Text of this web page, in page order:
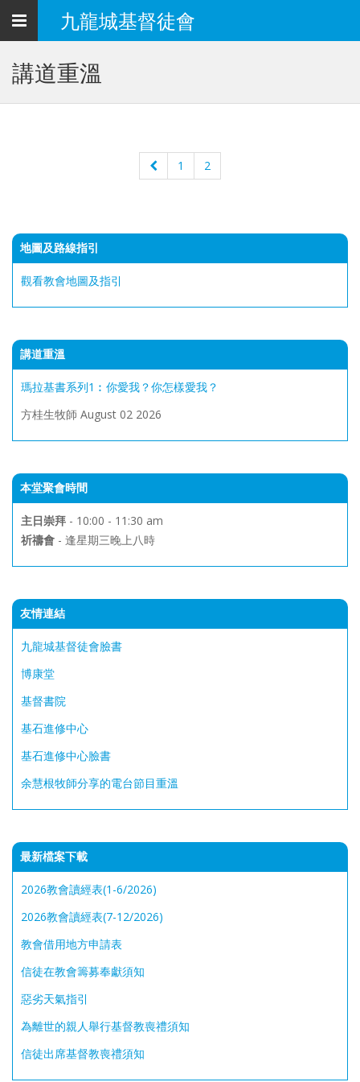
Toggle
navigation
九龍城基督徒會
講道重溫
1 2
地圖及路線指引
觀看教會地圖及指引
講道重溫
瑪拉基書系列1︰你愛我？你怎樣愛我？
方桂生牧師 August 02 2026
本堂聚會時間
主日崇拜 - 10:00 - 11:30 am
祈禱會 - 逢星期三晚上八時
友情連結
九龍城基督徒會臉書
博康堂
基督書院
基石進修中心
基石進修中心臉書
余慧根牧師分享的電台節目重溫
最新檔案下載
2026教會讀經表(1-6/2026)
2026教會讀經表(7-12/2026)
教會借用地方申請表
信徒在教會籌募奉獻須知
惡劣天氣指引
為離世的親人舉行基督教喪禮須知
信徒出席基督教喪禮須知